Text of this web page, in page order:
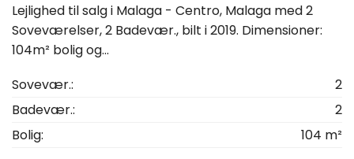
Lejlighed til salg i Malaga - Centro, Malaga med 2
Soveværelser, 2 Badevær., bilt i 2019. Dimensioner:
104m² bolig og...
Sovevær.:
2
Badevær.:
2
Bolig:
104 m²